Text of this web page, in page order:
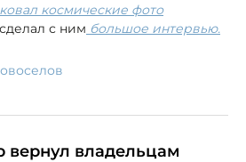
космические фото
с ним большое интервью.
вернул владельцам